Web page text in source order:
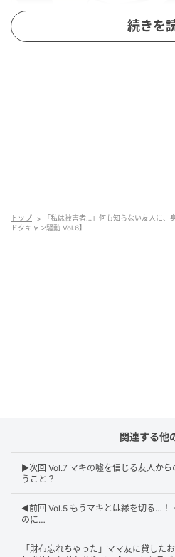
ウーマンエキサイト 続きを
トップ
「私は被害者…」何も知らない友人に、
ドタキャン騒動 Vol.6】
関連する他
▶︎次回 Vol.7 マキの嘘を信じる友人から
うこと？
◀︎前回 Vol.5 もうマキとは縁を切る…！
のに…
「財布忘れちゃった」ママ友に貸した